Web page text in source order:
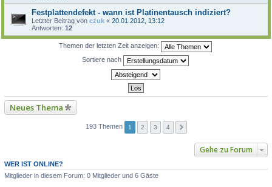
Festplattendefekt - wann ist Platinentausch indiziert?
Letzter Beitrag von czuk « 20.01.2012, 13:12
Antworten: 12
Themen der letzten Zeit anzeigen:
Sortiere nach
Neues Thema
193 Themen 1 2 3 4
Gehe zu Forum
WER IST ONLINE?
Mitglieder in diesem Forum: 0 Mitglieder und 6 Gäste